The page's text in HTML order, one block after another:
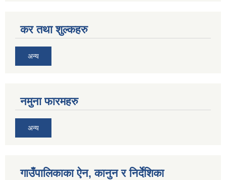
कर तथा शुल्कहरु
अन्य
नमुना फारमहरु
अन्य
गाउँपालिकाका ऐन, कानुन र निर्देशिका